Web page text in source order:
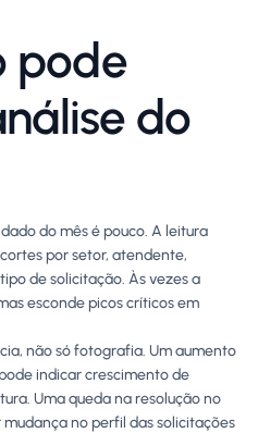
pode
do
do mês é pouco. A leitura
por setor, atendente,
de solicitação. Às vezes a
esconde picos críticos em
não só fotografia. Um aumento
indicar crescimento de
Uma queda na resolução no
no perfil das solicitações